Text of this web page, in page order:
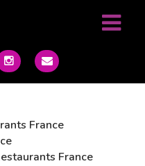
France
France